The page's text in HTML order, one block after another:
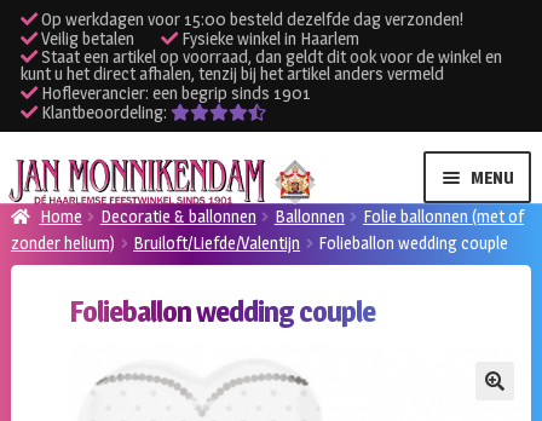
Op werkdagen voor 15:00 besteld dezelfde dag verzonden!
Veilig betalen
Fysieke winkel in Haarlem
Staat een artikel op voorraad, dan geldt dit ook voor de winkel en
kunt u het direct afhalen, tenzij bij het artikel anders vermeld
Hofleverancier: een begrip sinds 1901
Klantbeoordeling:
Ga
door
naar
navigatie
Ga
naar
de
inhoud
MENU
Verhuur kleding
Verhuur apparatuur
Onze winkel
Home Decoratie & ballonnen Ballonnen
Folie ballonnen (met of
zonder helium)
Bruiloft/Liefde/Valentijn Folieballon wedding couple
Folieballon wedding couple